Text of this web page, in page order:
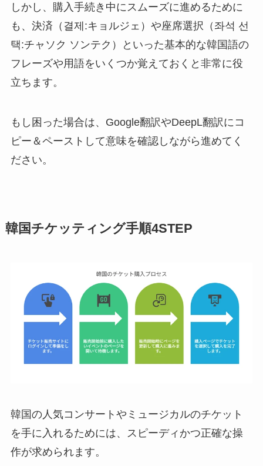
しかし、購入手続き中にスムーズに進めるために
も、決済（결제:キョルジェ）や座席選択（좌석 선
택:チャソク ソンテク）といった基本的な韓国語の
フレーズや用語をいくつか覚えておくと非常に役
立ちます。
もし困った場合は、Google翻訳やDeepL翻訳にコ
ピー＆ペーストして意味を確認しながら進めてく
ださい。
韓国チケッティング手順4STEP
韓国の人気コンサートやミュージカルのチケット
を手に入れるためには、スピーディかつ正確な操
作が求められます。